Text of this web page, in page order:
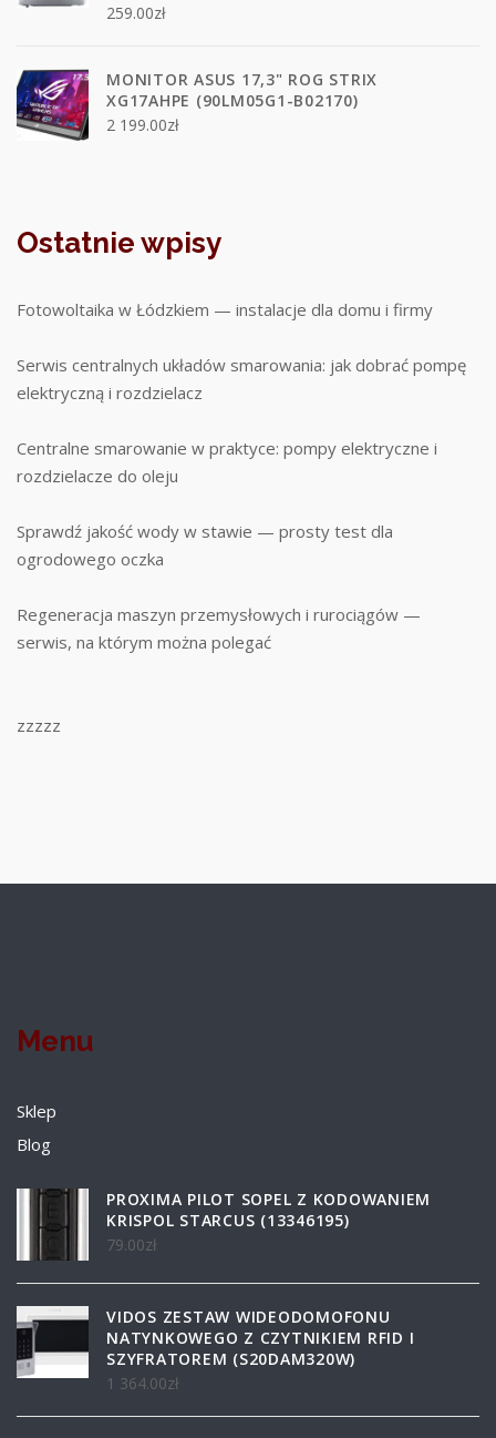
259.00zł
MONITOR ASUS 17,3" ROG STRIX
XG17AHPE (90LM05G1-B02170)
2 199.00zł
Ostatnie wpisy
Fotowoltaika w Łódzkiem — instalacje dla domu i firmy
Serwis centralnych układów smarowania: jak dobrać pompę
elektryczną i rozdzielacz
Centralne smarowanie w praktyce: pompy elektryczne i
rozdzielacze do oleju
Sprawdź jakość wody w stawie — prosty test dla
ogrodowego oczka
Regeneracja maszyn przemysłowych i rurociągów —
serwis, na którym można polegać
zzzzz
Menu
Sklep
Blog
PROXIMA PILOT SOPEL Z KODOWANIEM
KRISPOL STARCUS (13346195)
79.00zł
VIDOS ZESTAW WIDEODOMOFONU
NATYNKOWEGO Z CZYTNIKIEM RFID I
SZYFRATOREM (S20DAM320W)
1 364.00zł